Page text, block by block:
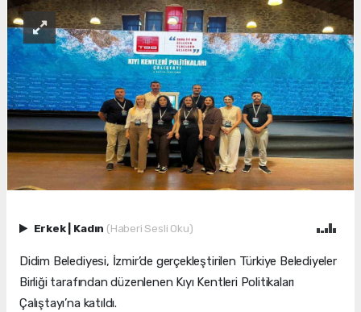
Erkek Kadın (Haberi Sesli Oku)
Didim Belediyesi, İzmir’de gerçekleştirilen Türkiye Belediyeler
Birliği tarafından düzenlenen Kıyı Kentleri Politikaları
Çalıştayı’na katıldı.